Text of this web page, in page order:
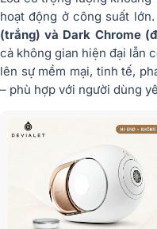
hoạt động ở công suất lớn.
(trắng) và Dark Chrome
cả không gian hiện đại lẫn
lên sự mềm mại, tinh tế,
– phù hợp với người dùng